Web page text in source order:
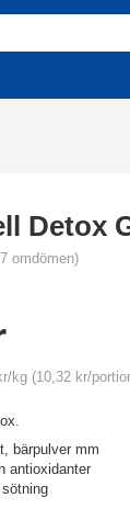
Detox
omdömen)
kg (10,32 kr/
bärpulver mm
antioxidanter